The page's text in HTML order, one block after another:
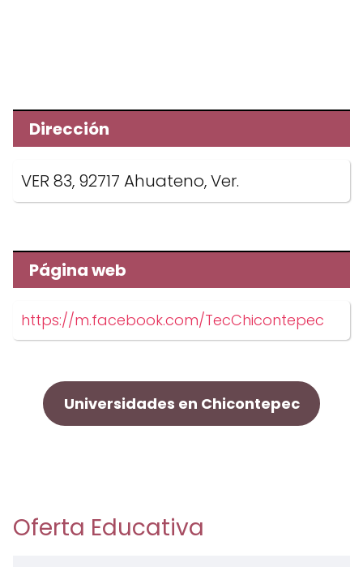
Dirección
VER 83, 92717 Ahuateno, Ver.
Página web
https://m.facebook.com/TecChicontepec
Universidades en Chicontepec
Oferta Educativa